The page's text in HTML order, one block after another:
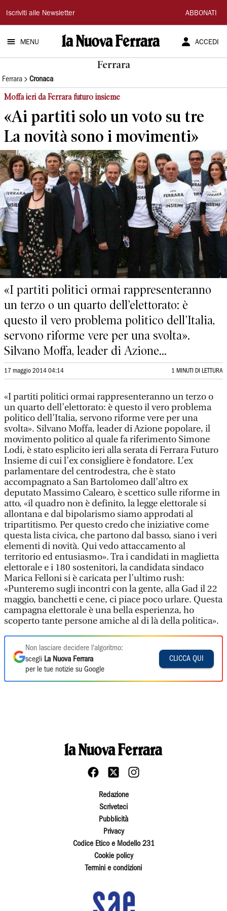
La
Nuova
Ferrara
Iscriviti alle Newsletter ABBONATI
MENU ACCEDI
Ferrara
Ferrara Cronaca
Moffa ieri da Ferrara futuro insieme
«Ai partiti solo un voto su tre
La novità sono i movimenti»
«I partiti politici ormai rappresenteranno
un terzo o un quarto dell’elettorato: è
questo il vero problema politico dell’Italia,
servono riforme vere per una svolta».
Silvano Moffa, leader di Azione...
17 maggio 2014 04:14 1 MINUTI DI LETTURA
«I partiti politici ormai rappresenteranno un terzo o
un quarto dell’elettorato: è questo il vero problema
politico dell’Italia, servono riforme vere per una
svolta». Silvano Moffa, leader di Azione popolare, il
movimento politico al quale fa riferimento Simone
Lodi, è stato esplicito ieri alla serata di Ferrara Futuro
Insieme di cui l’ex consigliere è fondatore. L’ex
parlamentare del centrodestra, che è stato
accompagnato a San Bartolomeo dall’altro ex
deputato Massimo Calearo, è scettico sulle riforme in
atto, «il quadro non è definito, la legge elettorale si
allontana e dal bipolarismo siamo approdati al
tripartitismo. Per questo credo che iniziative come
questa lista civica, che partono dal basso, siano i veri
elementi di novità. Qui vedo attaccamento al
territorio ed entusiasmo». Tra i candidati in maglietta
elettorale e i 180 sostenitori, la candidata sindaco
Marica Felloni si è caricata per l’ultimo rush:
«Punteremo sugli incontri con la gente, alla Gad il 22
maggio, banchetti e cene, ci piace poco urlare. Questa
campagna elettorale è una bella esperienza, ho
scoperto tante persone amiche al di là della politica».
Non lasciare decidere l'algoritmo:
scegli La Nuova Ferrara
per le tue notizie su Google
CLICCA QUI
Redazione
Scriveteci
Pubblicità
Privacy
Codice Etico e Modello 231
Cookie policy
Termini e condizioni